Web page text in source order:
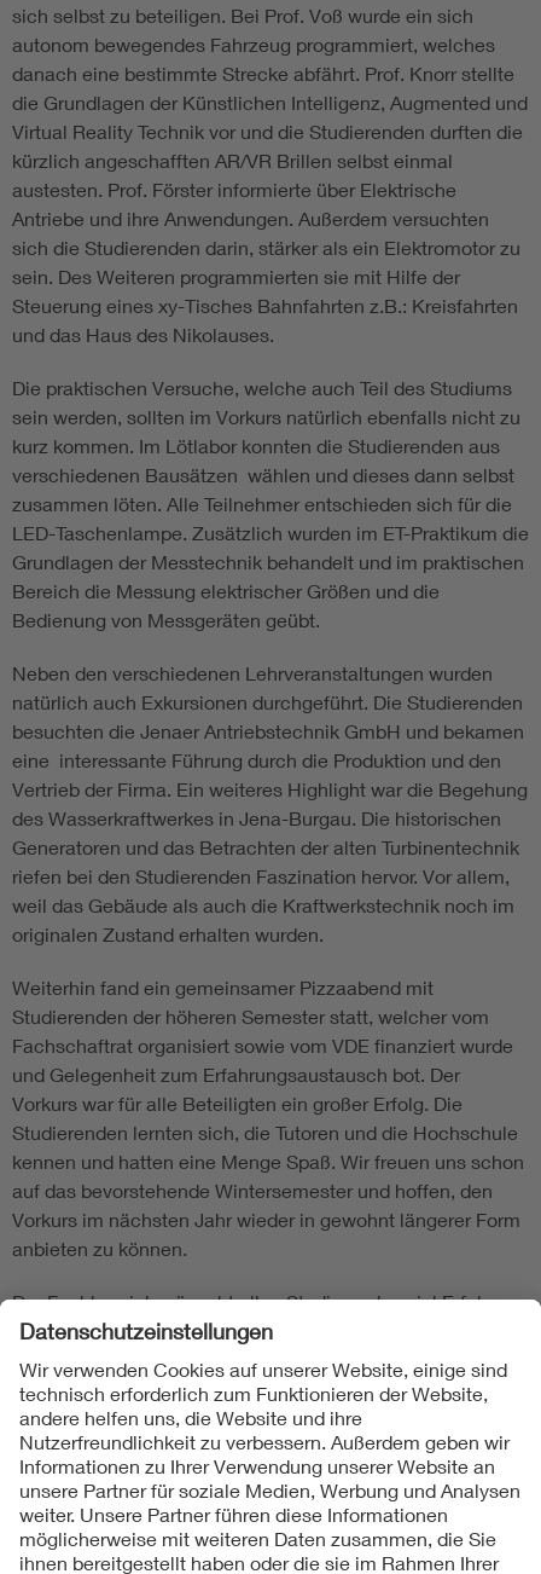
sich selbst zu beteiligen. Bei Prof. Voß wurde ein sich
autonom bewegendes Fahrzeug programmiert, welches
danach eine bestimmte Strecke abfährt. Prof. Knorr stellte
die Grundlagen der Künstlichen Intelligenz, Augmented und
Virtual Reality Technik vor und die Studierenden durften die
kürzlich angeschafften AR/VR Brillen selbst einmal
austesten. Prof. Förster informierte über Elektrische
Antriebe und ihre Anwendungen. Außerdem versuchten
sich die Studierenden darin, stärker als ein Elektromotor zu
sein. Des Weiteren programmierten sie mit Hilfe der
Steuerung eines xy-Tisches Bahnfahrten z.B.: Kreisfahrten
und das Haus des Nikolauses.
Die praktischen Versuche, welche auch Teil des Studiums
sein werden, sollten im Vorkurs natürlich ebenfalls nicht zu
kurz kommen. Im Lötlabor konnten die Studierenden aus
verschiedenen Bausätzen wählen und dieses dann selbst
zusammen löten. Alle Teilnehmer entschieden sich für die
LED-Taschenlampe. Zusätzlich wurden im ET-Praktikum die
Grundlagen der Messtechnik behandelt und im praktischen
Bereich die Messung elektrischer Größen und die
Bedienung von Messgeräten geübt.
Neben den verschiedenen Lehrveranstaltungen wurden
natürlich auch Exkursionen durchgeführt. Die Studierenden
besuchten die Jenaer Antriebstechnik GmbH und bekamen
eine interessante Führung durch die Produktion und den
Vertrieb der Firma. Ein weiteres Highlight war die Begehung
des Wasserkraftwerkes in Jena-Burgau. Die historischen
Generatoren und das Betrachten der alten Turbinentechnik
riefen bei den Studierenden Faszination hervor. Vor allem,
weil das Gebäude als auch die Kraftwerkstechnik noch im
originalen Zustand erhalten wurden.
Weiterhin fand ein gemeinsamer Pizzaabend mit
Studierenden der höheren Semester statt, welcher vom
Fachschaftrat organisiert sowie vom VDE finanziert wurde
und Gelegenheit zum Erfahrungsaustausch bot. Der
Vorkurs war für alle Beteiligten ein großer Erfolg. Die
Studierenden lernten sich, die Tutoren und die Hochschule
kennen und hatten eine Menge Spaß. Wir freuen uns schon
auf das bevorstehende Wintersemester und hoffen, den
Vorkurs im nächsten Jahr wieder in gewohnt längerer Form
anbieten zu können.
Der Fachbereich wünscht allen Studierenden viel Erfolg
und Freude bei ihrem Studium an der EAH Jena!
Prof. Matthias Förster
Fachbereich ET/IT
Folgen Sie uns